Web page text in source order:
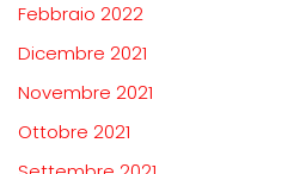
Febbraio 2022
Dicembre 2021
Novembre 2021
Ottobre 2021